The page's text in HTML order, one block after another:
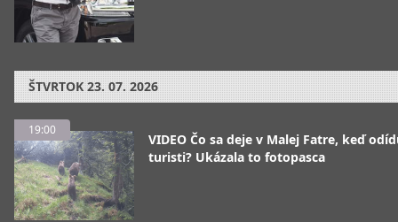
ŠTVRTOK 23. 07. 2026
19:00
VIDEO Čo sa deje v Malej Fatre, keď
turisti? Ukázala to fotopasca